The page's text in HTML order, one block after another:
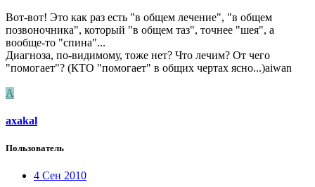
Вот-вот! Это как раз есть "в общем лечение", "в общем
позвоночника", который "в общем таз", точнее "шея", а
вообще-то "спина"...
Диагноза, по-видимому, тоже нет? Что лечим? От чего
"помогает"? (КТО "помогает" в общих чертах ясно...)aiwan
A
axakal
Пользователь
4 Сен 2010